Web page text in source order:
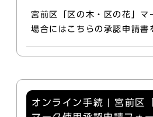
宮前区「区の木・区の花」マ
場合にはこちらの承認申請書
オンライン手続 | 宮前区